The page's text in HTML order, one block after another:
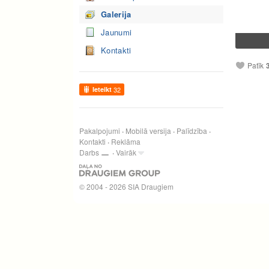
Galerija
Jaunumi
Kontakti
Ieteikt 32
Pakalpojumi Mobilā versija
Palīdzība
Kontakti
Reklāma
Darbs
Vairāk
© 2004 - 2026 SIA Draugiem
Patīk